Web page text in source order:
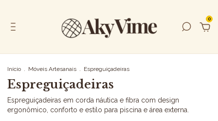
0
Início . Móveis Artesanais . Espreguiçadeiras
Espreguiçadeiras
Espreguiçadeiras em corda náutica e fibra com design
ergonômico, conforto e estilo para piscina e área externa.